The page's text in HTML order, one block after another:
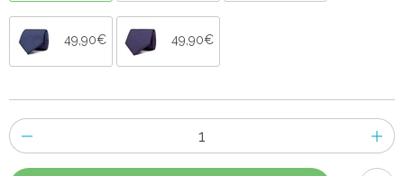
49,90€ 49,90€
Nombre
d'items